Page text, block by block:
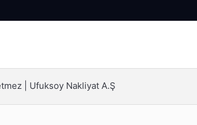
Arama
| Ufuksoy Nakliyat A.Ş